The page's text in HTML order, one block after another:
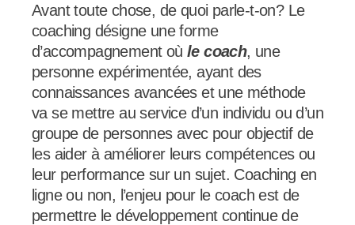
Avant toute chose, de quoi parle-t-on? Le
coaching désigne une forme
d’accompagnement où le coach, une
personne expérimentée, ayant des
connaissances avancées et une méthode
va se mettre au service d’un individu ou d’un
groupe de personnes avec pour objectif de
les aider à améliorer leurs compétences ou
leur performance sur un sujet. Coaching en
ligne ou non, l’enjeu pour le coach est de
permettre le développement continue de